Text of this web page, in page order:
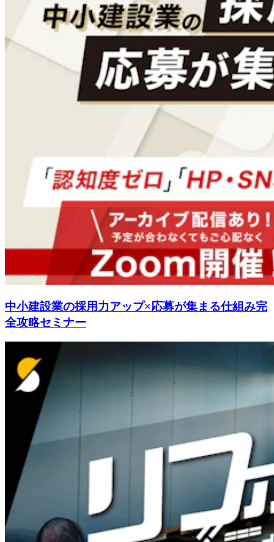
中小建設業の採用力アップ×応募が集まる仕組み完
全攻略セミナー